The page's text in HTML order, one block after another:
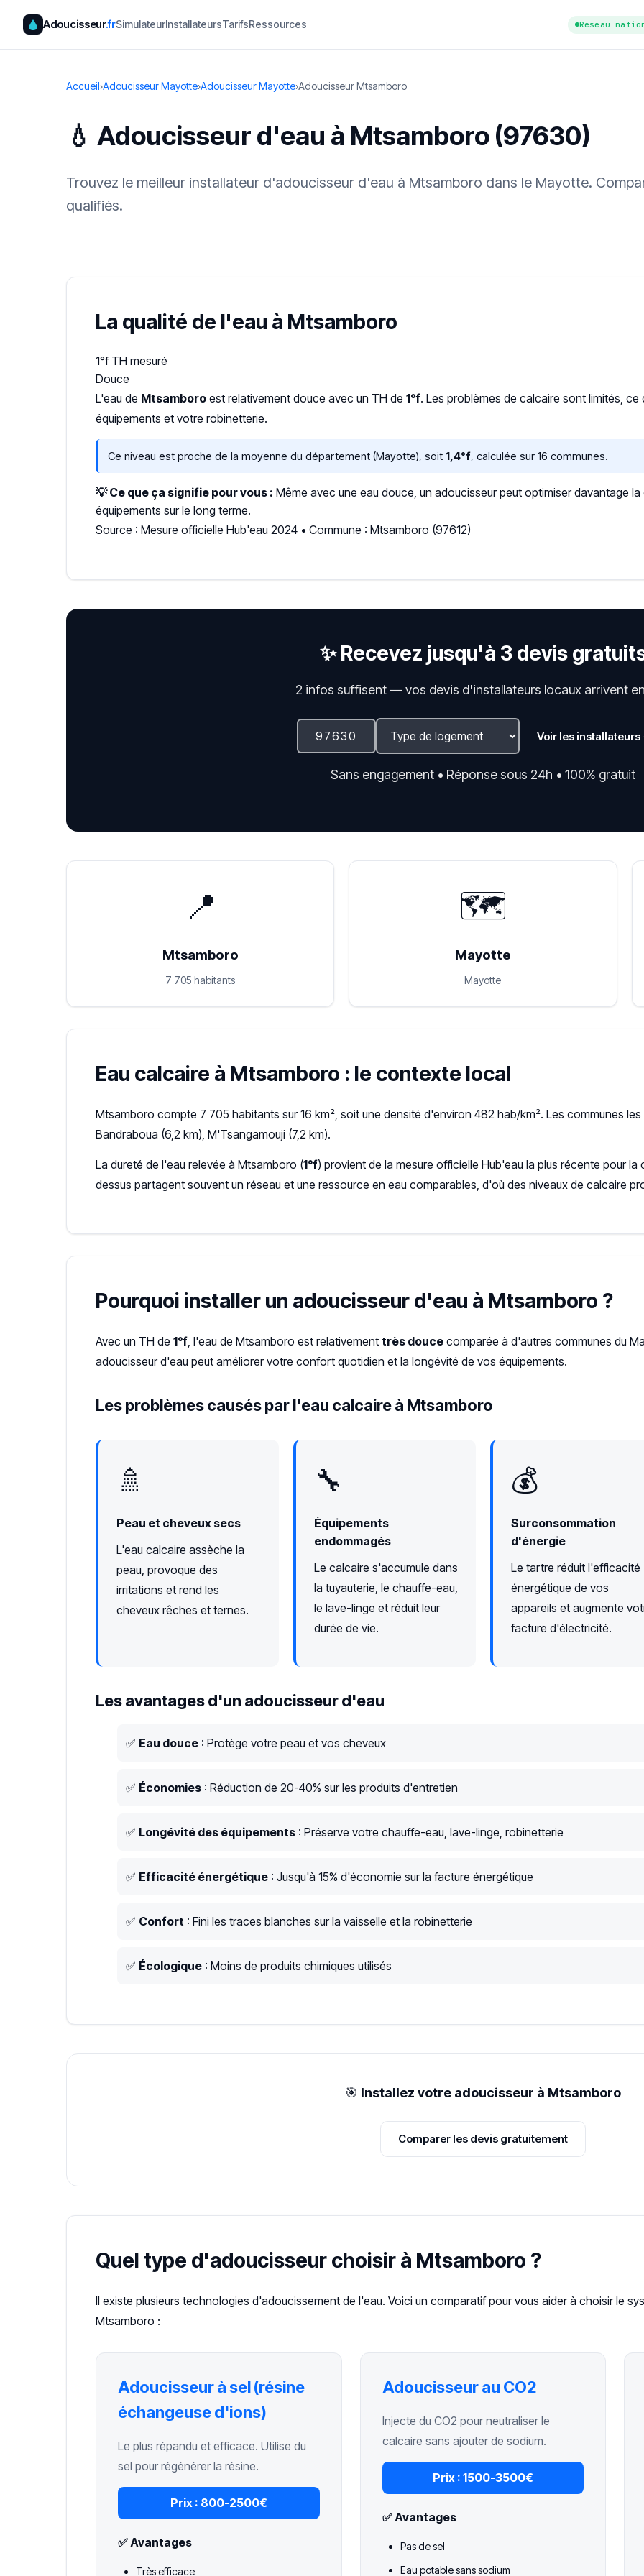
Adoucisseur.frSimulateurInstallateursTarifsRessources Réseau
Accueil›Adoucisseur Mayotte›Adoucisseur Mayotte›Adoucisseur Mtsamboro
💧 Adoucisseur d'eau à Mtsamboro (97630)
Trouvez le meilleur installateur d'adoucisseur d'eau à Mtsamboro dans le Mayotte.
qualifiés.
La qualité de l'eau à Mtsamboro
1°f TH mesuré
Douce
L'eau de Mtsamboro est relativement douce avec un TH de 1°f. Les problèmes de calcaire sont limités,
équipements et votre robinetterie.
Ce niveau est proche de la moyenne du département (Mayotte), soit 1,4°f, calculée sur 16 communes.
💡 Ce que ça signifie pour vous : Même avec une eau douce, un adoucisseur peut optimiser davantage
équipements sur le long terme.
Source : Mesure officielle Hub'eau 2024 • Commune : Mtsamboro (97612)
✨ Recevez jusqu'à 3 devis
2 infos suffisent — vos devis d'installateurs locaux arrivent
Voir les
Sans engagement • Réponse sous 24h • 100% gratuit
📍
Mtsamboro
7 705 habitants
🗺️
Mayotte
Mayotte
Eau calcaire à Mtsamboro : le contexte local
Mtsamboro compte 7 705 habitants sur 16 km², soit une densité d'environ 482 hab/km². Les communes
Bandraboua (6,2 km), M'Tsangamouji (7,2 km).
La dureté de l'eau relevée à Mtsamboro (1°f) provient de la mesure officielle Hub'eau la plus récente pour
dessus partagent souvent un réseau et une ressource en eau comparables, d'où des niveaux de calcaire
Pourquoi installer un adoucisseur d'eau à Mtsamboro ?
Avec un TH de 1°f, l'eau de Mtsamboro est relativement très douce comparée à d'autres communes du
adoucisseur d'eau peut améliorer votre confort quotidien et la longévité de vos équipements.
Les problèmes causés par l'eau calcaire à Mtsamboro
🚿
Peau et cheveux secs
L'eau calcaire assèche la
peau, provoque des
irritations et rend les
cheveux rêches et ternes.
🔧
Équipements
endommagés
Le calcaire s'accumule dans
la tuyauterie, le chauffe-eau,
le lave-linge et réduit leur
durée de vie.
💰
Surconsommation
d'énergie
Le tartre réduit l'efficacité
énergétique de vos
appareils et augmente
facture d'électricité.
Les avantages d'un adoucisseur d'eau
✅ Eau douce : Protège votre peau et vos cheveux
✅ Économies : Réduction de 20-40% sur les produits d'entretien
✅ Longévité des équipements : Préserve votre chauffe-eau, lave-linge, robinetterie
✅ Efficacité énergétique : Jusqu'à 15% d'économie sur la facture énergétique
✅ Confort : Fini les traces blanches sur la vaisselle et la robinetterie
✅ Écologique : Moins de produits chimiques utilisés
🎯 Installez votre adoucisseur à Mtsamboro
Comparer les devis gratuitement
Quel type d'adoucisseur choisir à Mtsamboro ?
Il existe plusieurs technologies d'adoucissement de l'eau. Voici un comparatif pour vous aider à choisir le
Mtsamboro :
Adoucisseur à sel (résine
échangeuse d'ions)
Le plus répandu et efficace. Utilise du
sel pour régénérer la résine.
Prix : 800-2500€
✅ Avantages
Très efficace
Adoucisseur au CO2
Injecte du CO2 pour neutraliser le
calcaire sans ajouter de sodium.
Prix : 1500-3500€
✅ Avantages
Pas de sel
Eau potable sans sodium